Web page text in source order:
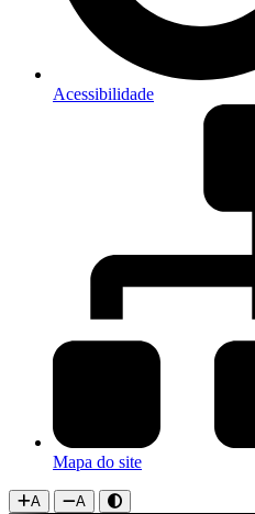
Acessibilidade
Mapa do site
A A